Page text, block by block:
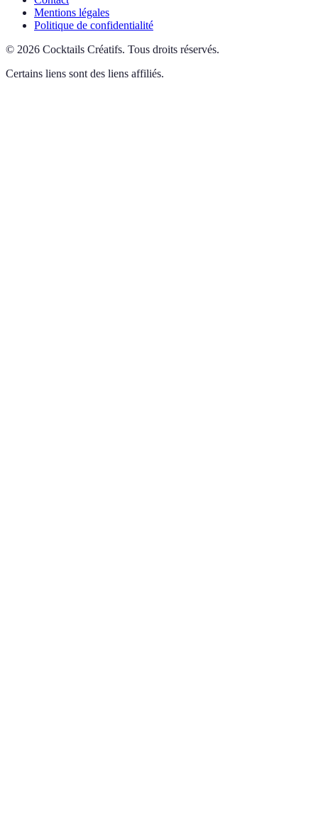
Mentions légales
Politique de confidentialité
© 2026 Cocktails Créatifs. Tous droits réservés.
Certains liens sont des liens affiliés.